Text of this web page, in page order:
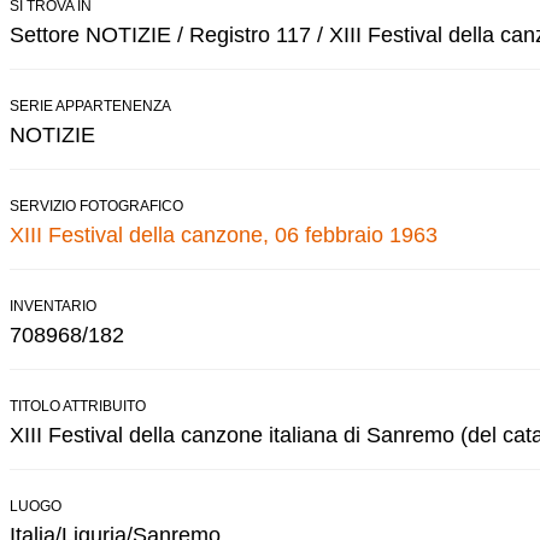
SI TROVA IN
Settore NOTIZIE / Registro 117 / XIII Festival della
SERIE APPARTENENZA
NOTIZIE
SERVIZIO FOTOGRAFICO
XIII Festival della canzone, 06 febbraio 1963
INVENTARIO
708968/182
TITOLO ATTRIBUITO
XIII Festival della canzone italiana di Sanremo (del
LUOGO
Italia/Liguria/Sanremo